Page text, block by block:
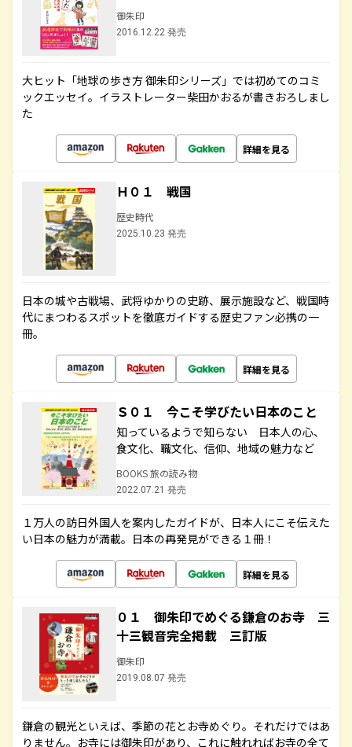
御朱印
2016.12.22 発売
大ヒット「地球の歩き方 御朱印シリーズ」では初めてのコミ
ックエッセイ。イラストレーター柴田かおるが書きおろしまし
た
詳細を見る
Ｈ０１ 戦国
歴史時代
2025.10.23 発売
日本の城や古戦場、武将ゆかりの史跡、展示施設など、戦国時
代にまつわるスポットを徹底ガイドする歴史ファン必携の一
冊。
詳細を見る
Ｓ０１ 今こそ学びたい日本のこと
知っているようで知らない 日本人の心、
食文化、職文化、信仰、地域の魅力など
BOOKS 旅の読み物
2022.07.21 発売
１万人の訪日外国人を案内したガイドが、日本人にこそ伝えた
い日本の魅力が満載。日本の再発見ができる１冊！
詳細を見る
０１ 御朱印でめぐる鎌倉のお寺 三
十三観音完全掲載 三訂版
御朱印
2019.08.07 発売
鎌倉の観光といえば、季節の花とお寺めぐり。それだけではあ
りません。お寺には御朱印があり、これに触れればお寺の全て